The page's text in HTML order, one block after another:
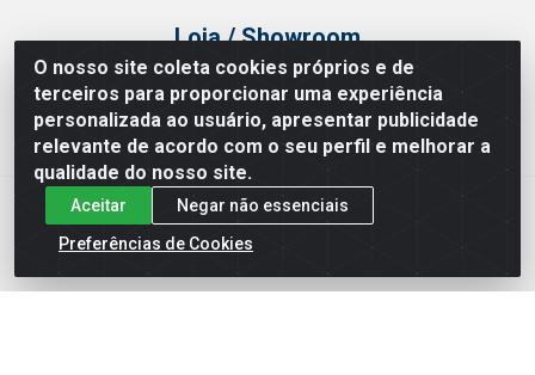
O nosso site coleta cookies próprios e de
terceiros para proporcionar uma experiência
personalizada ao usuário, apresentar publicidade
relevante de acordo com o seu perfil e melhorar a
qualidade do nosso site.
Aceitar
Negar não essenciais
Preferências de Cookies
Loja / Showroom
Tel.: (11) 3314 6400
Av Vautier, 468 - Pari - São Paulo/SP
Issam Importação e Exportação LTDA - Av. Vautier, 468 - Pari, São
Paulo/ SP - CEP 03032-000 - CNPJ 00.327.385/0003-68